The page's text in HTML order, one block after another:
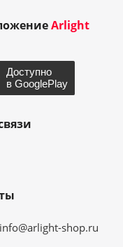
Arlight
info@arlight-shop.ru